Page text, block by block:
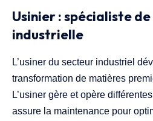
Usinier : spécialiste
industrielle
L’usiner du secteur industriel
transformation de matières
L’usiner gère et opère
assure la maintenance pour